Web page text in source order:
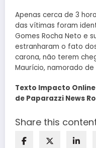
Apenas cerca de 3
das vítimas foram
Gomes Rocha Neto e
estranharam o fato
carona, não terem
Maurício, namorado de
Texto Impacto
de Paparazzi News
Share this